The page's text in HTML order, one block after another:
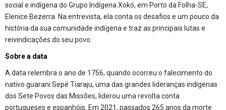
social e indígena do Grupo Indígena Xokó, em Porto da Folha-SE,
Elenice Bezerra. Na entrevista, ela conta os desafios e um pouco da
história da sua comunidade indígena e traz as principais lutas e
reivindicações do seu povo.
Sobre a data
A data relembra o ano de 1756, quando ocorreu o falecimento do
nativo guarani Sepé Tiaraju, uma das grandes lideranças indígenas
dos Sete Povos das Missões, liderou uma revolta conta
portugueses e espanhóis. Em 2021, passados 265 anos da morte